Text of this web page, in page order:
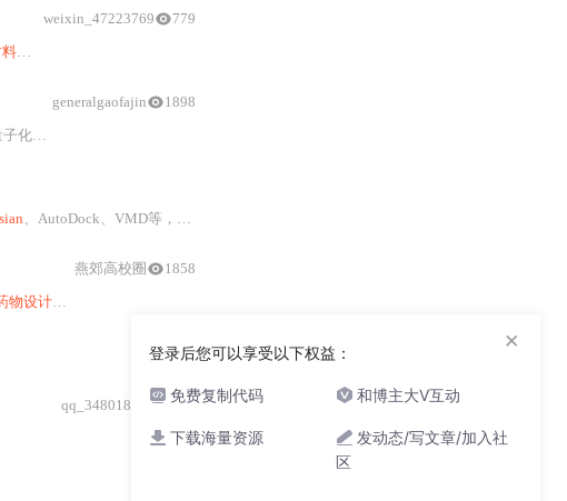
的发现。3.
weixin_47223769 779
化学
generalgaofajin 1898
、AutoDock、VMD等，核心方法涵盖
物设计等领域。
燕郊高校圈 1858
SW_孙维
qq_34801897 9039
登录后您可以享受以下权益：
免费复制代码 和博主大V互动
下载海量资源
发动态/写文章/加入社
区
×